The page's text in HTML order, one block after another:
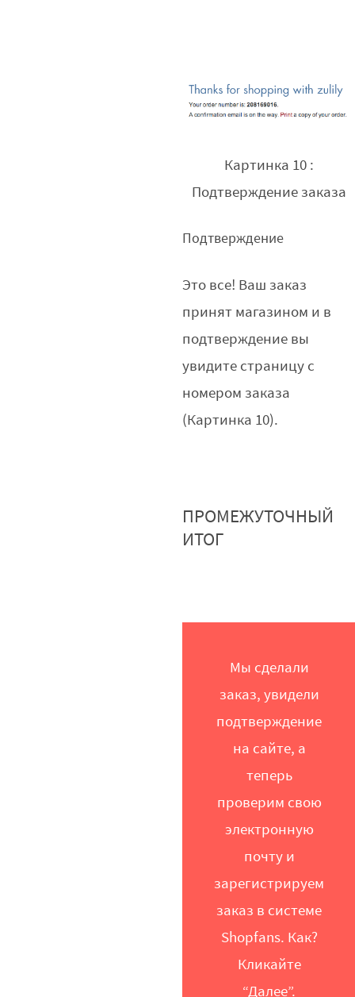
Картинка 10 :
Подтверждение заказа
Подтверждение
Это все! Ваш заказ
принят магазином и в
подтверждение вы
увидите страницу с
номером заказа
(Картинка 10).
ПРОМЕЖУТОЧНЫЙ
ИТОГ
Мы сделали
заказ, увидели
подтверждение
на сайте, а
теперь
проверим свою
электронную
почту и
зарегистрируем
заказ в системе
Shopfans. Как?
Кликайте
“Далее”.